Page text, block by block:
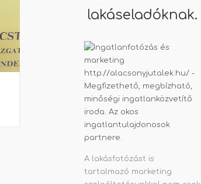
lakáseladóknak.
A lakásfotózást is
tartalmazó marketing